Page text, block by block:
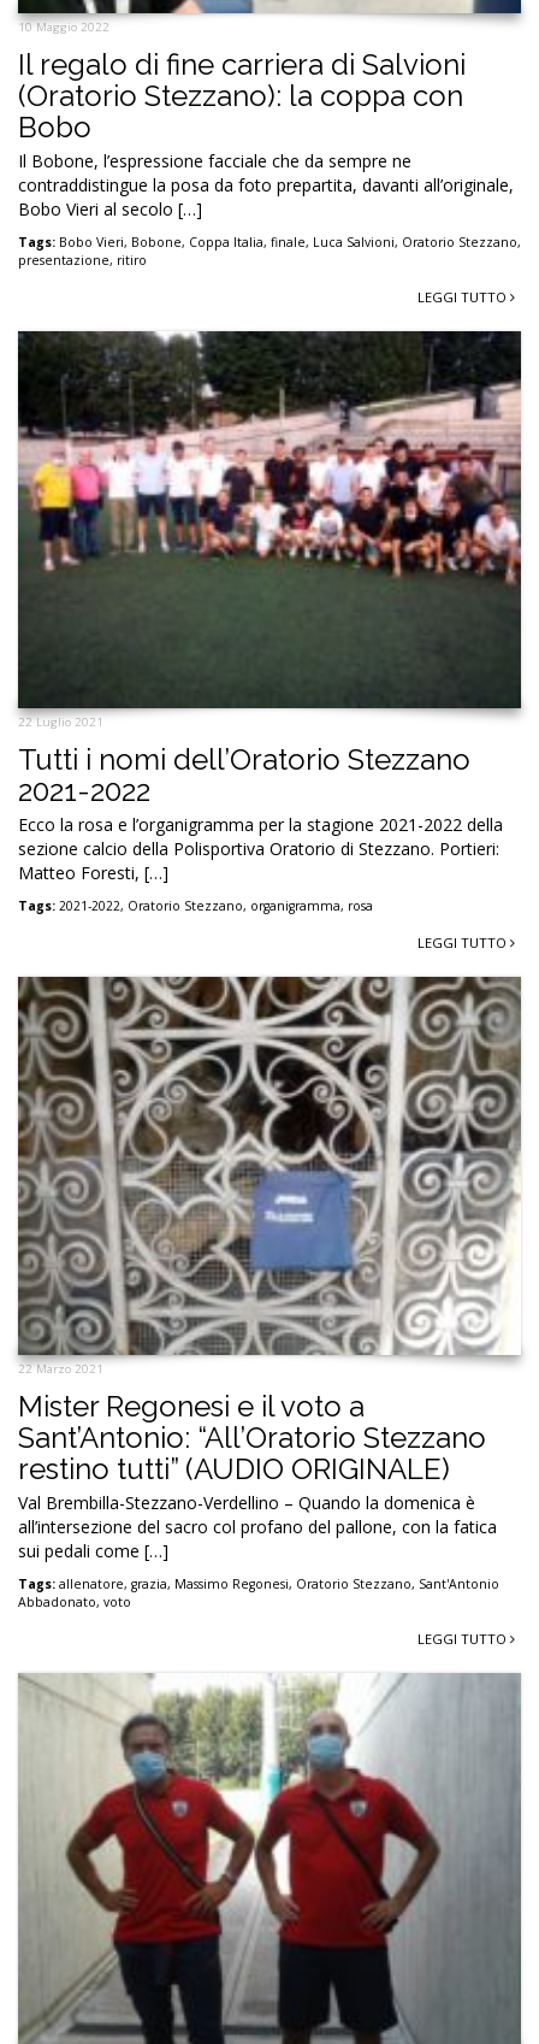
10 Maggio 2022
Il regalo di fine carriera di Salvioni
(Oratorio Stezzano): la coppa con
Bobo
Il Bobone, l’espressione facciale che da sempre ne
contraddistingue la posa da foto prepartita, davanti all’originale,
Bobo Vieri al secolo […]
Tags: Bobo Vieri, Bobone, Coppa Italia, finale, Luca Salvioni, Oratorio Stezzano,
presentazione, ritiro
LEGGI TUTTO
22 Luglio 2021
Tutti i nomi dell’Oratorio Stezzano
2021-2022
Ecco la rosa e l’organigramma per la stagione 2021-2022 della
sezione calcio della Polisportiva Oratorio di Stezzano. Portieri:
Matteo Foresti, […]
Tags: 2021-2022, Oratorio Stezzano, organigramma, rosa
LEGGI TUTTO
22 Marzo 2021
Mister Regonesi e il voto a
Sant’Antonio: “All’Oratorio Stezzano
restino tutti” (AUDIO ORIGINALE)
Val Brembilla-Stezzano-Verdellino – Quando la domenica è
all’intersezione del sacro col profano del pallone, con la fatica
sui pedali come […]
Tags: allenatore, grazia, Massimo Regonesi, Oratorio Stezzano, Sant'Antonio
Abbadonato, voto
LEGGI TUTTO